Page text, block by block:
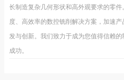
长制造复杂几何形状和高外观要求的零
度、高效率的数控铣削解决方案，加速
发与创新。我们致力于成为您值得信赖
成功。